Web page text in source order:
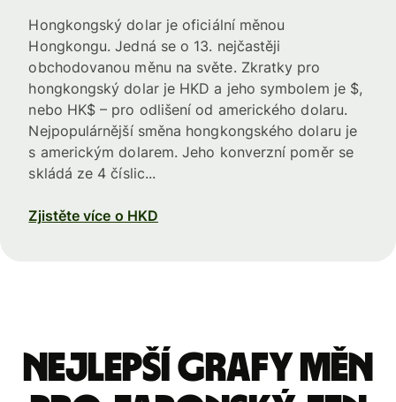
Hongkongský dolar je oficiální měnou
Hongkongu. Jedná se o 13. nejčastěji
obchodovanou měnu na světe. Zkratky pro
hongkongský dolar je HKD a jeho symbolem je $,
nebo HK$ – pro odlišení od amerického dolaru.
Nejpopulárnější směna hongkongského dolaru je
s americkým dolarem. Jeho konverzní poměr se
skládá ze 4 číslic...
Zjistěte více o HKD
Nejlepší grafy měn